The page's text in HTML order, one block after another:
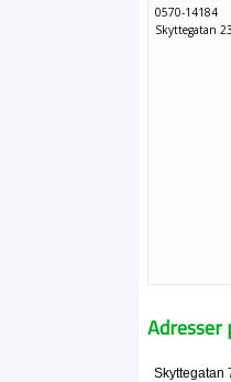
0570-14184
Skyttegatan
Adresser
Skyttegatan